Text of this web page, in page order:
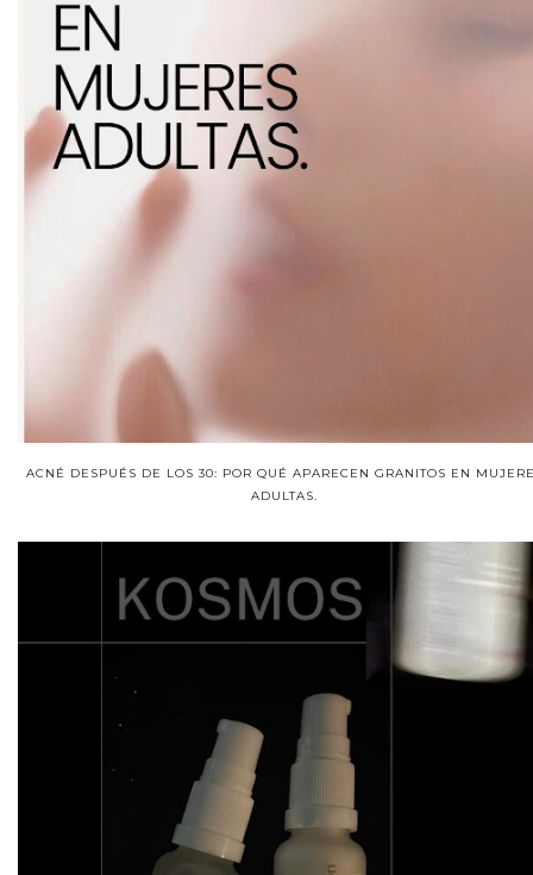
ACNÉ DESPUÉS DE LOS 30: POR QUÉ APARECEN GRANITOS EN
ADULTAS.